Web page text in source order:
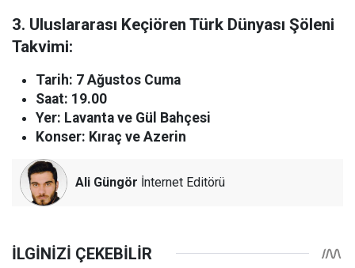
3. Uluslararası Keçiören Türk Dünyası Şöleni
Takvimi:
Tarih: 7 Ağustos Cuma
Saat: 19.00
Yer: Lavanta ve Gül Bahçesi
Konser: Kıraç ve Azerin
Ali Güngör İnternet Editörü